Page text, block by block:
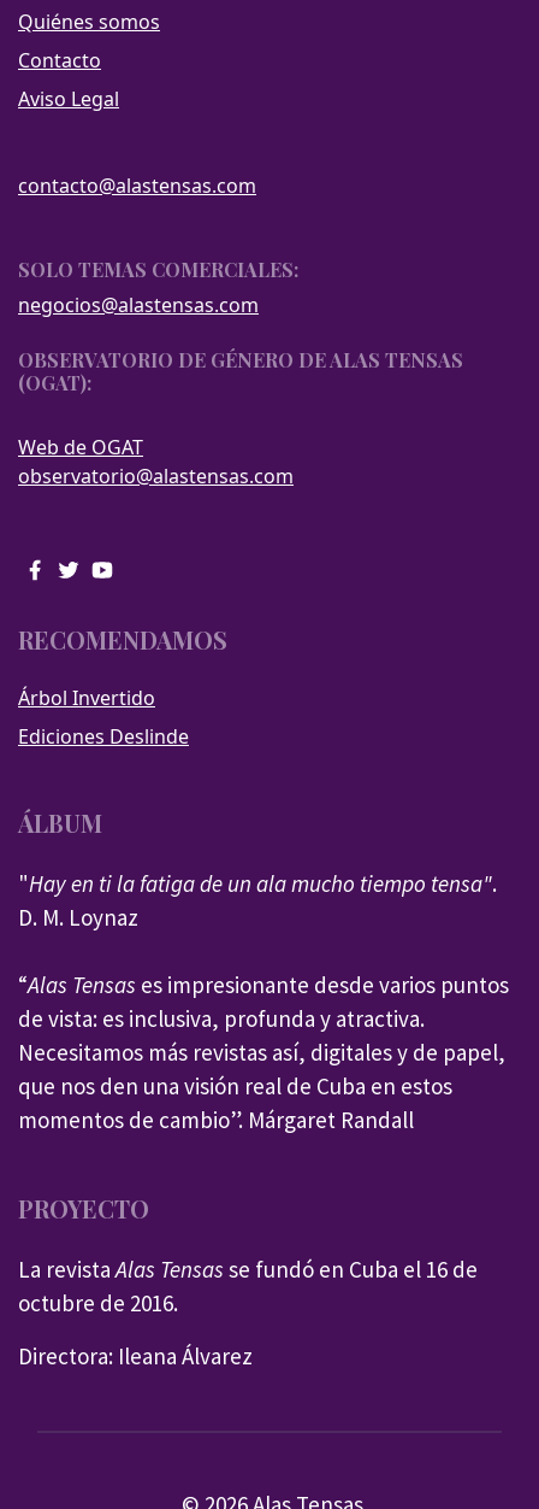
Quiénes somos
Contacto
Aviso Legal
contacto@alastensas.com
SOLO TEMAS COMERCIALES:
negocios@alastensas.com
OBSERVATORIO DE GÉNERO DE ALAS TENSAS
(OGAT):
Web de OGAT
observatorio@alastensas.com
RECOMENDAMOS
Árbol Invertido
Ediciones Deslinde
ÁLBUM
"Hay en ti la fatiga de un ala mucho tiempo tensa".
D. M. Loynaz
“Alas Tensas es impresionante desde varios puntos
de vista: es inclusiva, profunda y atractiva.
Necesitamos más revistas así, digitales y de papel,
que nos den una visión real de Cuba en estos
momentos de cambio”. Márgaret Randall
PROYECTO
La revistaAlas Tensas se fundó en Cuba el 16 de
octubre de 2016.
Directora: Ileana Álvarez